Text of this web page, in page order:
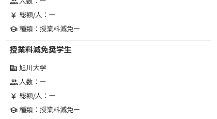
currency_yen 総額/人：ー
school 種類：授業料減免ー
授業料減免奨学生
corporate_fare 旭川大学
group人数：ー
currency_yen 総額/人：ー
school 種類：授業料減免ー